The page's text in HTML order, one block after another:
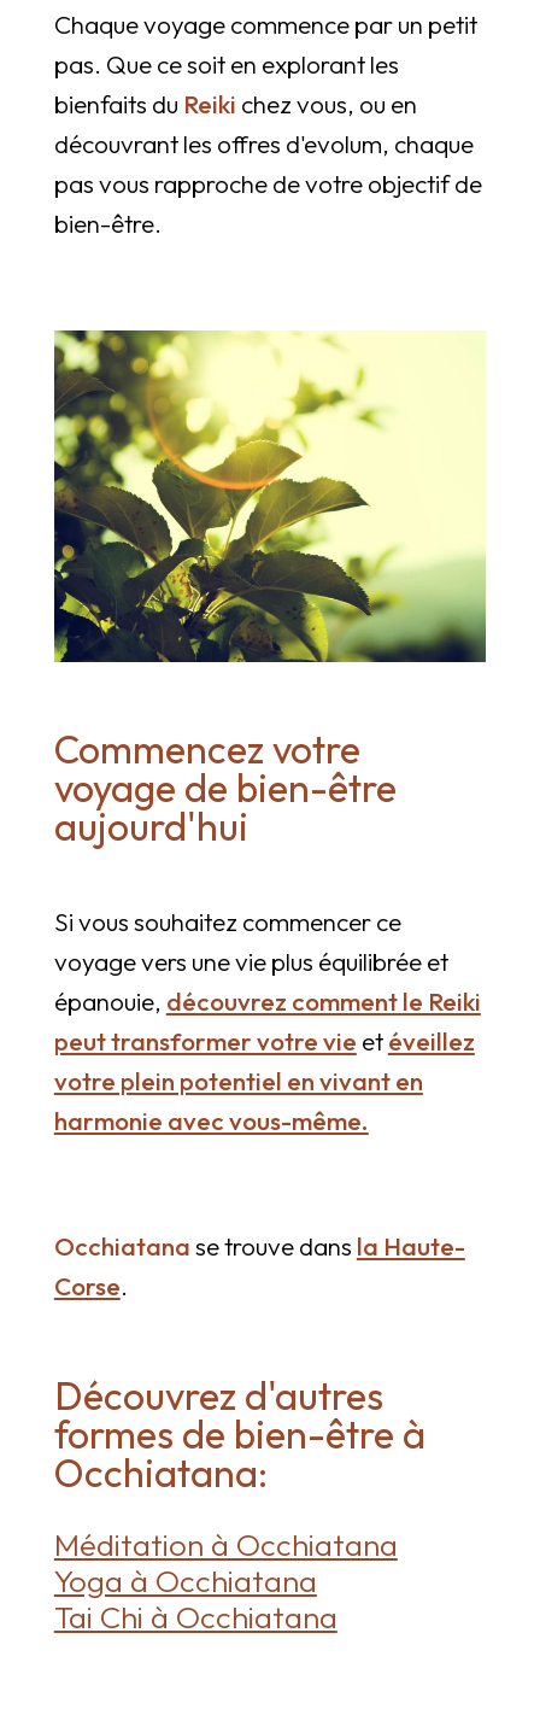
Chaque voyage commence par un petit
pas. Que ce soit en explorant les
bienfaits du Reiki chez vous, ou en
découvrant les offres d'evolum, chaque
pas vous rapproche de votre objectif de
bien-être.
Commencez votre
voyage de bien-être
aujourd'hui
Si vous souhaitez commencer ce
voyage vers une vie plus équilibrée et
épanouie, découvrez comment le Reiki
peut transformer votre vie etéveillez
votre plein potentiel en vivant en
harmonie avec vous-même.
Occhiatanase trouve dans la Haute-
Corse.
Découvrez d'autres
formes de bien-être à
Occhiatana:
Méditation à Occhiatana
Yoga à Occhiatana
Tai Chi à Occhiatana